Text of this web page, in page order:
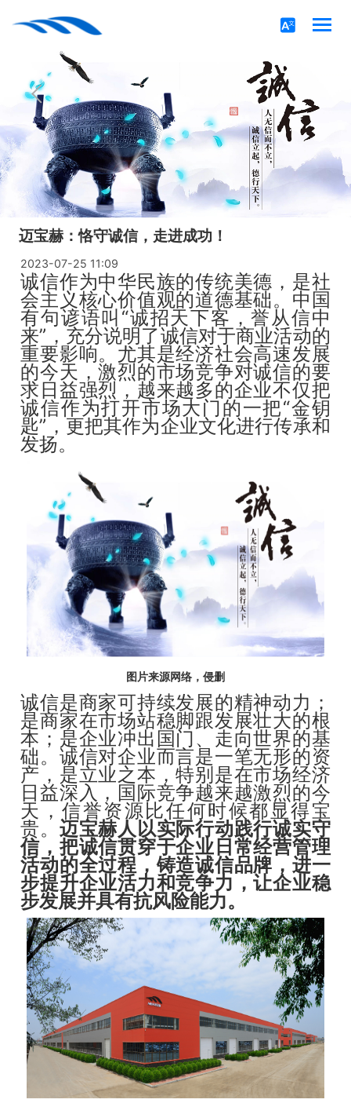
迈宝赫：恪守诚信，走进成功！
2023-07-25 11:09
诚信作为中华民族的传统美德，是社
会主义核心价值观的道德基础。中国
有句谚语叫“诚招天下客，誉从信中
来”，充分说明了诚信对于商业活动的
重要影响。尤其是经济社会高速发展
的今天，激烈的市场竞争对诚信的要
求日益强烈，越来越多的企业不仅把
诚信作为打开市场大门的一把“金钥
匙”，更把其作为企业文化进行传承和
发扬。
图片来源网络，侵删
诚信是商家可持续发展的精神动力；
是商家在市场站稳脚跟发展壮大的根
本；是企业冲出国门、走向世界的基
础。诚信对企业而言是一笔无形的资
产，是立业之本，特别是在市场经济
日益深入，国际竞争越来越激烈的今
天，信誉资源比任何时候都显得宝
贵。 迈宝赫人以实际行动践行诚实守
信，把诚信贯穿于企业日常经营管理
活动的全过程，铸造诚信品牌，进一
步提升企业活力和竞争力，让企业稳
步发展并具有抗风险能力。